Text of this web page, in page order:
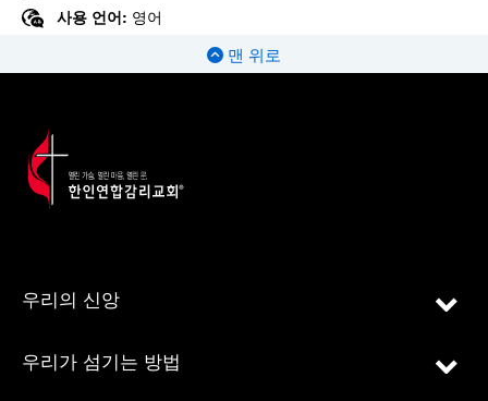
사용 언어: 영어
맨 위로
우리의 신앙
우리가 섬기는 방법